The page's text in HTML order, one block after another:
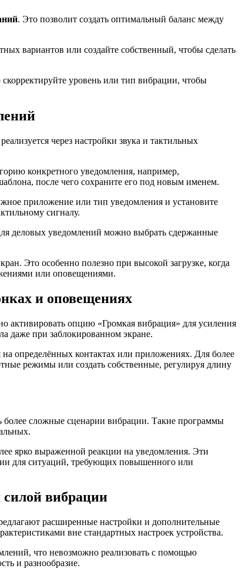
. Это позволит создать оптимальный баланс между
вариантов или создайте собственный, чтобы сделать
уровень или тип вибрации, чтобы
через настройки звука и тактильных
конкретного уведомления, например,
после чего сохраните его под новым именем.
приложение или тип уведомления и установите
сигналу.
деловых уведомлений можно выбрать сдержанные
Это особенно полезно при высокой загрузке, когда
или оповещениями.
и оповещениях
активировать опцию «Громкая вибрация» для усиления
даже при заблокированном экране.
определённых контактах или приложениях. Для более
режимы или создать собственные, регулируя длину
более сложные сценарии вибрации. Такие программы
ярко выраженной реакции на уведомления. Эти
для ситуаций, требующих повышенного или
силой вибрации
расширенные настройки и дополнительные
вне стандартных настроек устройства.
что невозможно реализовать с помощью
и разнообразие.